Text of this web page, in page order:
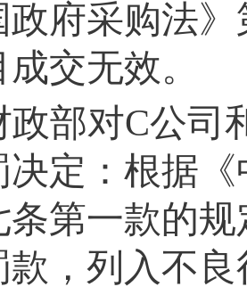
政府采购法
交无效。
政部对C公司
决定：根据
条第一款的规
款，列入不